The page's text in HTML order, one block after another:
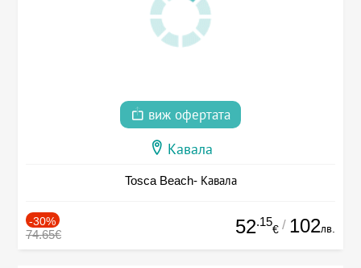
виж офертата
Кавала
Tosca Beach- Кавала
-30%
74.65€ 52.15
€ / 102лв.